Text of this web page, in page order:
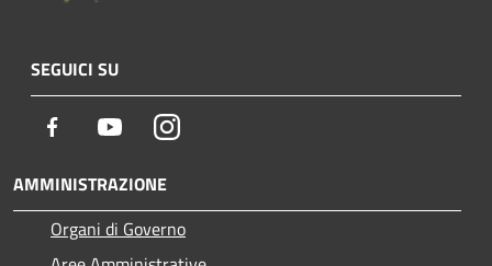
SEGUICI SU
Facebook YoutubeInstagram
AMMINISTRAZIONE
Organi di Governo